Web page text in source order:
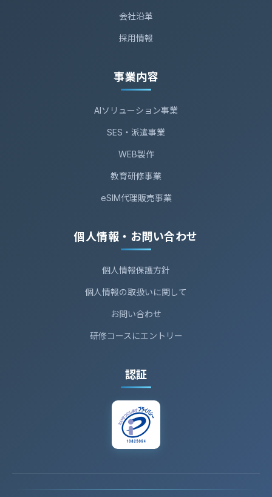
会社沿革
採用情報
事業内容
AIソリューション事業
SES・派遣事業
WEB製作
教育研修事業
eSIM代理販売事業
個人情報・お問い合わせ
個人情報保護方針
個人情報の取扱いに関して
お問い合わせ
研修コースにエントリー
認証